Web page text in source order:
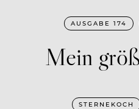
AUSGABE 174
Mein
STERNEKOCH